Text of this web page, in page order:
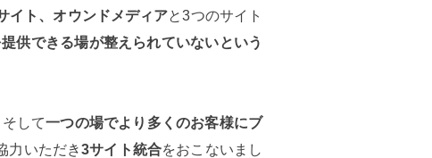
イト、オウンドメディアと3つのサイト
供できる場が整えられていないという
そして一つの場でより多くのお客様にブ
力いただき3サイト統合をおこないまし